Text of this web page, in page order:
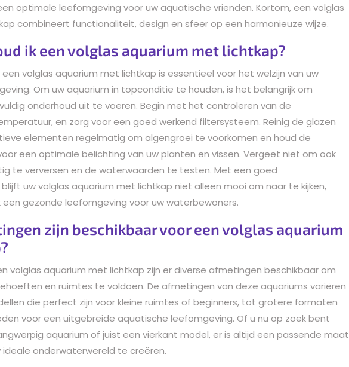
optimale leefomgeving voor uw aquatische vrienden. Kortom, een volglas
combineert functionaliteit, design en sfeer op een harmonieuze wijze.
ik een volglas aquarium met lichtkap?
volglas aquarium met lichtkap is essentieel voor het welzijn van uw
Om uw aquarium in topconditie te houden, is het belangrijk om
onderhoud uit te voeren. Begin met het controleren van de
en zorg voor een goed werkend filtersysteem. Reinig de glazen
elementen regelmatig om algengroei te voorkomen en houd de
een optimale belichting van uw planten en vissen. Vergeet niet om ook
te verversen en de waterwaarden te testen. Met een goed
uw volglas aquarium met lichtkap niet alleen mooi om naar te kijken,
gezonde leefomgeving voor uw waterbewoners.
zijn beschikbaar voor een volglas aquarium
volglas aquarium met lichtkap zijn er diverse afmetingen beschikbaar om
en ruimtes te voldoen. De afmetingen van deze aquariums variëren
die perfect zijn voor kleine ruimtes of beginners, tot grotere formaten
voor een uitgebreide aquatische leefomgeving. Of u nu op zoek bent
aquarium of juist een vierkant model, er is altijd een passende maat
ideale onderwaterwereld te creëren.